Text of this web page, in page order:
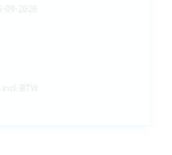
09-2026
2299,00 incl. BTW